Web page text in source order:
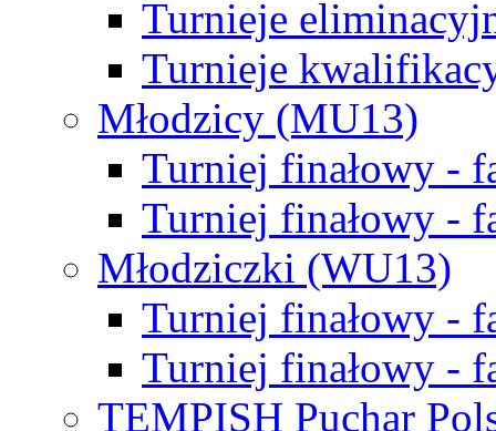
Turnieje
Turnieje
Młodzicy (MU13)
Turniej finałowy -
Turniej finałowy -
Młodziczki (WU13)
Turniej finałowy -
Turniej finałowy -
TEMPISH Puchar